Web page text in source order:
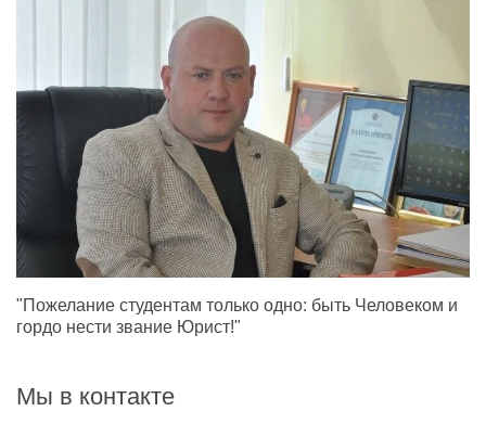
"Пожелание студентам только одно: быть Человеком и
гордо нести звание Юрист!"
Мы в контакте